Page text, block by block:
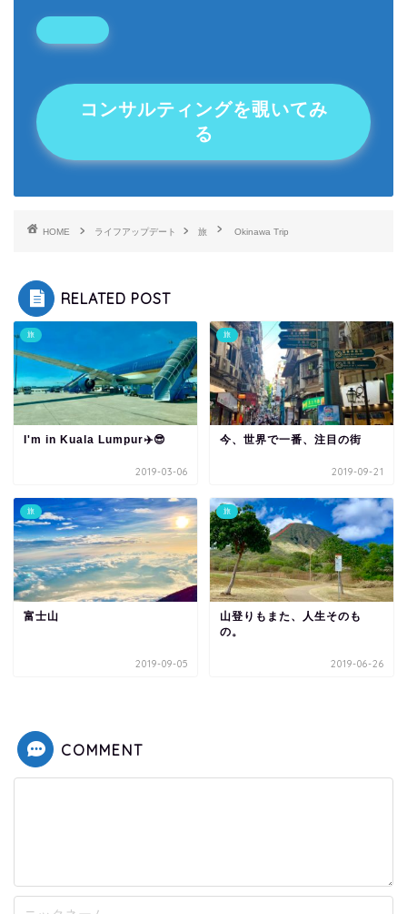
コンサルティングを覗いてみ
る
HOME ライフアップデート 旅 Okinawa Trip
RELATED POST
旅
I'm in Kuala Lumpur✈️😎
2019-03-06
旅
今、世界で一番、注目の街
2019-09-21
旅
富士山
2019-09-05
旅
山登りもまた、人生そのも
の。
2019-06-26
COMMENT